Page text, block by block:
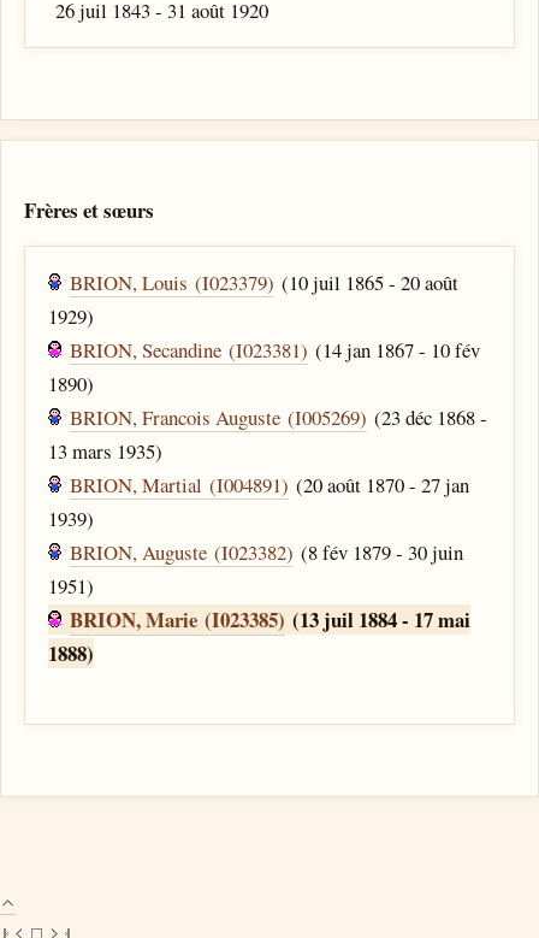
26 juil 1843 - 31 août 1920
Frères et sœurs
BRION, Louis (I023379) (10 juil 1865 - 20 août
1929)
BRION, Secandine (I023381) (14 jan 1867 - 10 fév
1890)
BRION, Francois Auguste (I005269) (23 déc 1868 -
13 mars 1935)
BRION, Martial (I004891) (20 août 1870 - 27 jan
1939)
BRION, Auguste (I023382) (8 fév 1879 - 30 juin
1951)
BRION, Marie (I023385) (13 juil 1884 - 17 mai
1888)